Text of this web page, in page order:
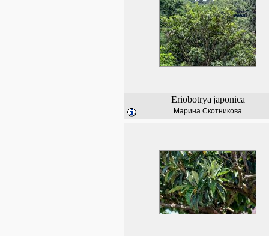
Eriobotrya japonica
Марина Скотникова